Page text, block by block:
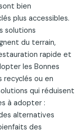
bien
plus accessibles.
solutions
du terrain,
rapide et
les Bonnes
recyclés ou en
qui réduisent
à adopter :
alternatives
des